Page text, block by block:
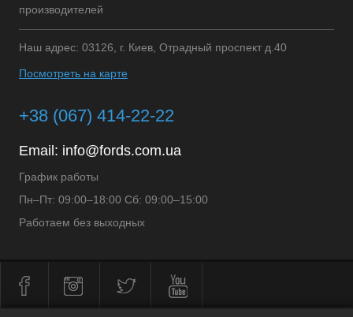
производителей
Наш адрес: 03126, г. Киев, Отрадный проспект д.40
Посмотреть на карте
+38 (067) 414-22-22
Email: info@fords.com.ua
График работы
Пн–Пт: 09:00–18:00 Сб: 09:00–15:00
Работаем без выходных